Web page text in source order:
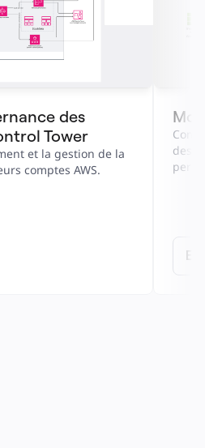
des
Tower
et la gestion de la
comptes AWS.
des